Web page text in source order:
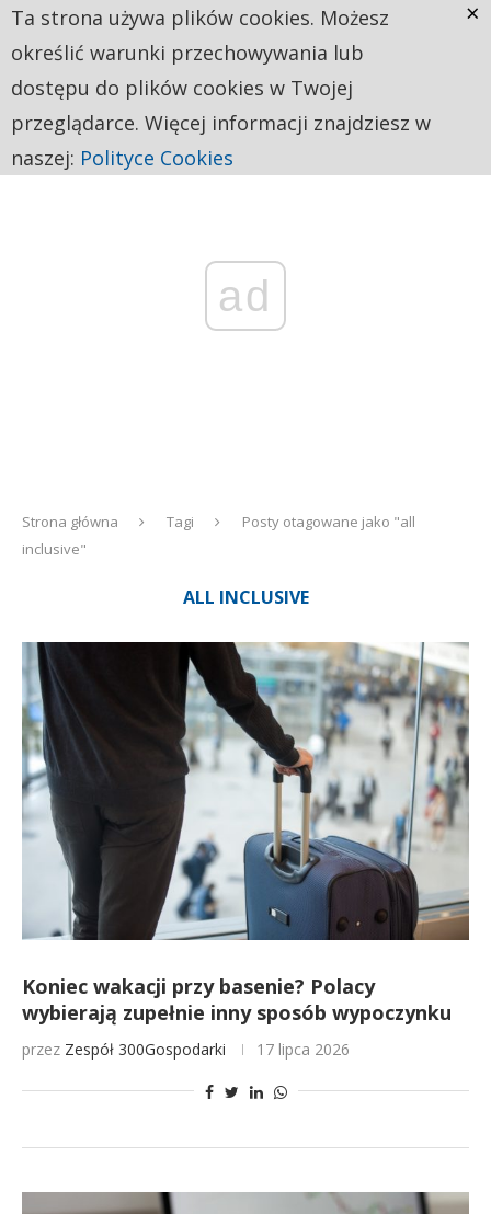
ad
Strona główna Tagi
Posty otagowane jako "all
inclusive"
ALL INCLUSIVE
Koniec wakacji przy basenie? Polacy
wybierają zupełnie inny sposób wypoczynku
przez Zespół 300Gospodarki 17 lipca 2026
Ta strona używa plików cookies. Możesz
określić warunki przechowywania lub
dostępu do plików cookies w Twojej
przeglądarce. Więcej informacji znajdziesz w
naszej: Polityce Cookies
×